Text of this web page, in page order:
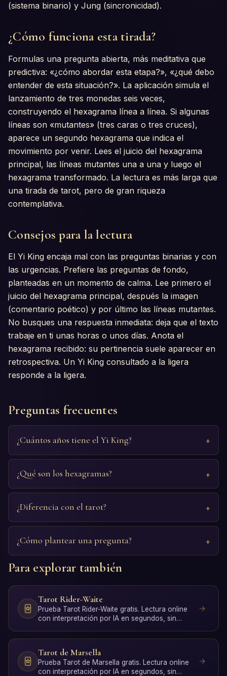
(sistema binario) y Jung (sincronicidad).
¿Cómo funciona esta tirada?
Formulas una pregunta abierta, más meditativa que
predictiva: «¿cómo abordar esta etapa?», «¿qué debo
entender de esta situación?». La aplicación simula el
lanzamiento de tres monedas seis veces,
construyendo el hexagrama línea a línea. Si algunas
líneas son «mutantes» (tres caras o tres cruces),
aparece un segundo hexagrama que indica el
movimiento por venir. Lees el juicio del hexagrama
principal, las líneas mutantes una a una y luego el
hexagrama transformado. La lectura es más larga que
una tirada de tarot, pero de gran riqueza
contemplativa.
Consejos para la lectura
El Yi King encaja mal con las preguntas binarias y con
las urgencias. Prefiere las preguntas de fondo,
planteadas en un momento de calma. Lee primero el
juicio del hexagrama principal, después la imagen
(comentario poético) y por último las líneas mutantes.
No busques una respuesta inmediata: deja que el texto
trabaje en ti unas horas o unos días. Anota el
hexagrama recibido: su pertinencia suele aparecer en
retrospectiva. Un Yi King consultado a la ligera
responde a la ligera.
Preguntas frecuentes
¿Cuántos años tiene el Yi King?
¿Qué son los hexagramas?
¿Diferencia con el tarot?
¿Cómo plantear una pregunta?
Para explorar también
Tarot Rider-Waite
Prueba Tarot Rider-Waite gratis. Lectura online
con interpretación por IA en segundos, sin
Tarot de Marsella
Prueba Tarot de Marsella gratis. Lectura online
con interpretación por IA en segundos, sin